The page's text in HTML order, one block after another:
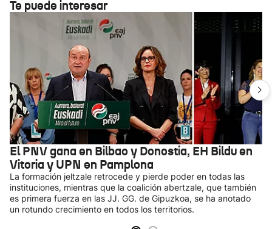
Te puede interesar
El PNV gana en Bilbao y Donostia, EH Bildu en
Vitoria y UPN en Pamplona
La formación jeltzale retrocede y pierde poder en todas las
instituciones, mientras que la coalición abertzale, que también
es primera fuerza en las JJ. GG. de Gipuzkoa, se ha anotado
un rotundo crecimiento en todos los territorios.